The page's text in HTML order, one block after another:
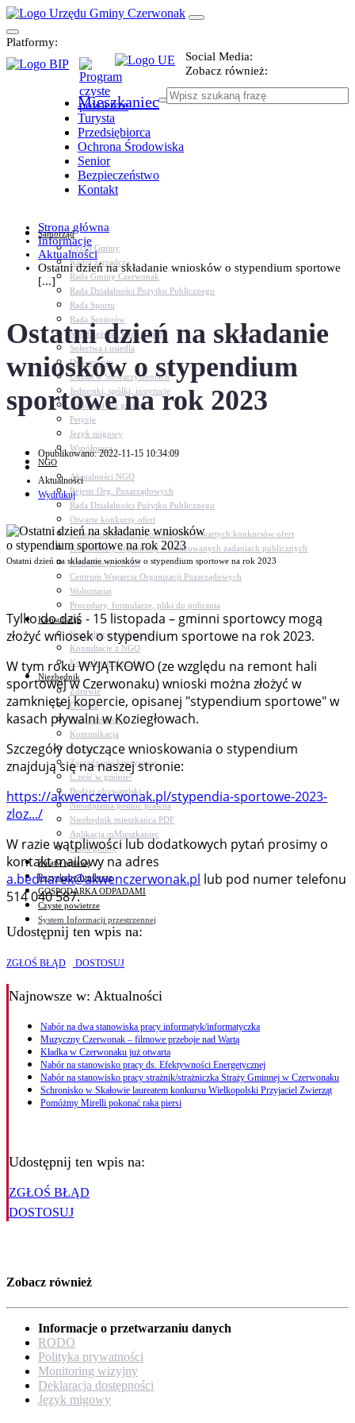
Platformy:
Social Media:
Zobacz również:
Mieszkaniec
Turysta
Przedsiębiorca
Ochrona Środowiska
Senior
Bezpieczeństwo
Kontakt
Samorząd
Urząd Gminy
Kadra zarządcza
Rada Gminy Czerwonak
Rada Działalności Pożytku Publicznego
Rada Sportu
Rada Seniorów
Młodzieżowa Rada Gminy
Sołectwa i osiedla
Dokumenty
Udział w Stowarzyszeniach
Jednostki, spółki, instytucje
Zasłużeni dla gminy
Petycje
Język migowy
Współpraca
NGO
Aktualności NGO
Rejestr Org. Pozarządowych
Rada Działalności Pożytku Publicznego
Otwarte konkursy ofert
Dotacje udzielone z pominięciem otwartych konkursów ofert
Komunikaty organizacji o realizowanych zadaniach publicznych
Konsultacje z NGO
Centrum Wsparcia Organizacji Pozarządowych
Wolontariat
Procedury, formularze, pliki do pobrania
Konsultacje
Konsultacje społeczne
Konsultacje z NGO
Konsultacje dot. dróg
Niezbędnik
Zdrowie
Oświata
Bezpieczeństwo
Komunikacja
Parafie
Zarządzanie kryzysowe
C.ześć w gminie!
Budżet obywatelski
Nieodpłatna pomoc prawna
Niezbędnik mieszkańca PDF
Aplikacja mMieszkaniec
Mapa gminy
Załatw sprawę
Pozyskane fundusze
GOSPODARKA ODPADAMI
Czyste powietrze
System Informacji przestrzennej
Strona główna
Informacje
Aktualności
Ostatni dzień na składanie wniosków o stypendium sportowe
[...]
Ostatni dzień na składanie
wniosków o stypendium
sportowe na rok 2023
Opublikowano: 2022-11-15 10:34:09
Aktualności
Wydrukuj
Ostatni dzień na składanie wniosków o stypendium sportowe na rok 2023
Tylko do dziś - 15 listopada – gminni sportowcy mogą
złożyć wniosek o stypendium sportowe na rok 2023.
W tym roku WYJĄTKOWO (ze względu na remont hali
sportowej w Czerwonaku) wnioski można złożyć w
zamkniętej kopercie, opisanej "stypendium sportowe" w
kasach pływalni w Koziegłowach.
Szczegóły dotyczące wnioskowania o stypendium
znajdują się na naszej stronie:
https://akwenczerwonak.pl/stypendia-sportowe-2023-
zloz.../
W razie wątpliwości lub dodatkowych pytań prosimy o
kontakt mailowy na adres
a.bednarek@akwenczerwonak.pl lub pod numer telefonu
514 040 587.
Udostępnij ten wpis na:
ZGŁOŚ BŁĄD DOSTOSUJ
Najnowsze w: Aktualności
Nabór na dwa stanowiska pracy informatyk/informatyczka
Muzyczny Czerwonak – filmowe przeboje nad Wartą
Kładka w Czerwonaku już otwarta
Nabór na stanowisko pracy ds. Efektywności Energetycznej
Nabór na stanowisko pracy strażnik/strażniczka Straży Gminnej w Czerwonaku
Schronisko w Skałowie laureatem konkursu Wielkopolski Przyjaciel Zwierząt
Pomóżmy Mirelli pokonać raka piersi
Udostępnij ten wpis na:
ZGŁOŚ BŁĄD
DOSTOSUJ
Zobacz również
Informacje o przetwarzaniu danych
RODO
Polityka prywatności
Monitoring wizyjny
Deklaracja dostępności
Język migowy